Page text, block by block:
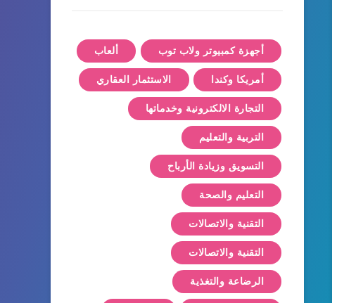
أجهزة كمبيوتر ولاب توب ألعاب
أمريكا وكندا الاستثمار العقاري
التجارة الالكترونية وخدماتها
التربية والتعليم
التسويق وزيادة الأرباح
التعليم والصحة
التقنية والاتصالات
التقنية والاتصالات
الرضاعة والتغذية